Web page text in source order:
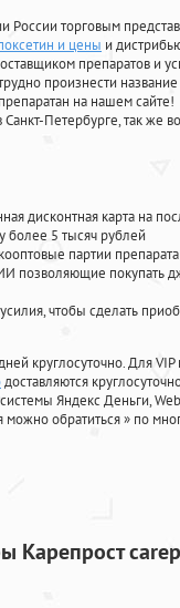
торговым
и цены и
препаратов и
произнести
на нашем сайте!
Петербурге, так же
дисконтная карта на
более 5 тысяч рублей
партии препарата
позволяющие покупать
чтобы сделать
круглосуточно. Для
доставляются
Яндекс Деньги,
можно обратиться» по
Карепрост